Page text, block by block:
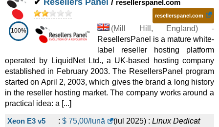
Linux/Windows Dedicat
C Atom Storage:PLN iul 2025) :
Linux/Windows Dedicat
333,02/lună (iul 2025) :
Linux/Windows Dedicat
R7 Simple S
:PLN 344,40/lună ( iul 2025) :
Linux/Windows Dedicat
H Easy Storage :PLN 356,70 /lună (iul 2025) :
100%
✔ Resellers Panel / resellerspanel.com
resellerspanel.com
(Mill Hill , England) -
ResellersPanel is a mature white-
label reseller hosting platform
operated by LiquidNet Ltd., a UK-based hosting company
established in February 2003. The ResellersPanel program
started on April 2, 2003, which gives the brand a long history
in the reseller hosting market. The company works around a
practical idea: a [...]
Xeon E3 v5 : $ 75,00/lună (iul 2025) : Linux Dedicat